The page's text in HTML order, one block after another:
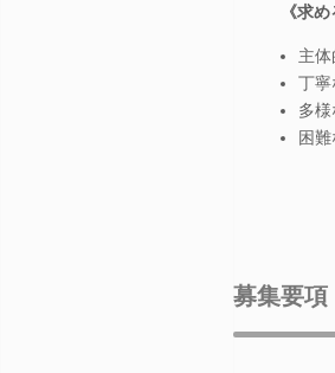
《求
主
丁寧
多
困
募集要項